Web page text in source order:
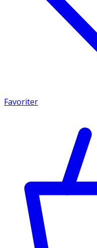
Favoriter